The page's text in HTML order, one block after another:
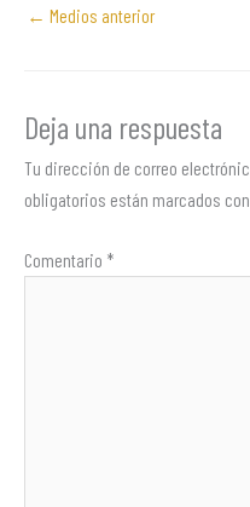
← Medios anterior
Deja una respuesta
Tu dirección de correo
obligatorios están marcados con
Comentario *